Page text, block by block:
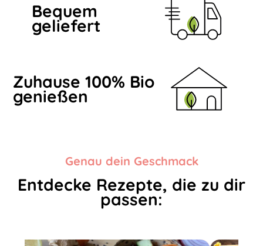
Bequem
geliefert
Zuhause 100% Bio
genießen
Genau dein Geschmack
Entdecke Rezepte, die zu dir
passen: